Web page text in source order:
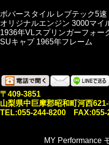
ボバースタイル レブテック5
オリジナルエンジン 3000マイ
1936年VLスプリンガーフォー
SUキャブ 1965年フレーム
〒409-3851
山梨県中巨摩郡昭和町河西
TEL:055-244-8200 FAX:055-
MY Performance